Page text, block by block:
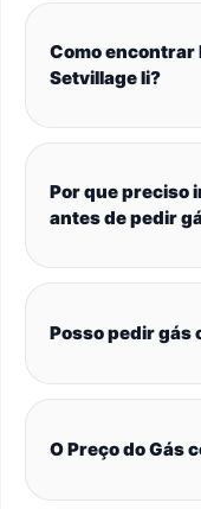
Como encontrar
Setvillage Ii?
Por que preciso
antes de pedir
Posso pedir gás
O Preço do Gás